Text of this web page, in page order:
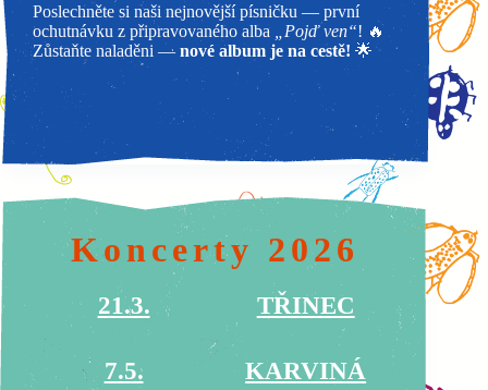
Poslechněte si naši nejnovější písničku — první
ochutnávku z připravovaného alba
„Pojď ven“! 🔥
Zůstaňte naladěni — nové album je na cestě! 🌟
Koncerty 2026
21.3. TŘINEC
7.5. KARVINÁ